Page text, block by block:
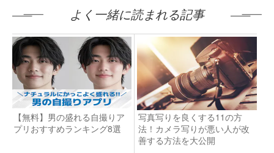
よく一緒に読まれる記事
【無料】男の盛れる自撮りア
プリおすすめランキング8選
写真写りを良くする11の方
法！カメラ写りが悪い人が改
善する方法を大公開